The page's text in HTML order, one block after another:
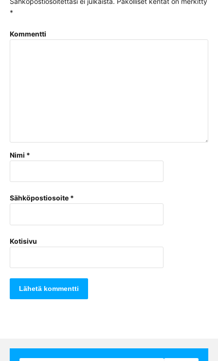
*
Kommentti
Nimi *
Sähköpostiosoite *
Kotisivu